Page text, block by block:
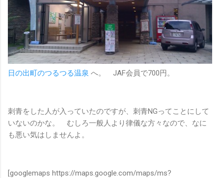
日の出町のつるつる温泉 へ。 JAF会員で700円。
刺青をした人が入っていたのですが、刺青NGってことにして
いないのかな。 むしろ一般人より律儀な方々なので、なに
も悪い気はしませんよ。
[googlemaps https://maps.google.com/maps/ms?